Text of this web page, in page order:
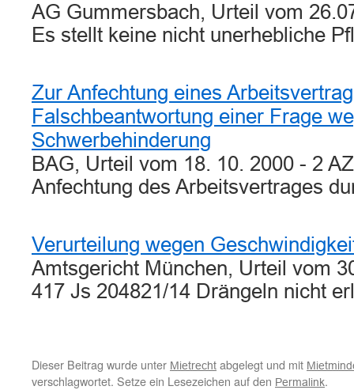
AG Gummersbach, Urteil vom
Es stellt keine nicht unerhebliche
Zur Anfechtung eines
Falschbeantwortung einer Frage
Schwerbehinderung
BAG, Urteil vom 18. 10. 2000 - 2
Anfechtung des Arbeitsvertrages
Verurteilung wegen
Amtsgericht München, Urteil vom
417 Js 204821/14 Drängeln nicht
Dieser Beitrag wurde unter Mietrecht abgelegt und mit
verschlagwortet. Setze ein Lesezeichen auf den Permalink.